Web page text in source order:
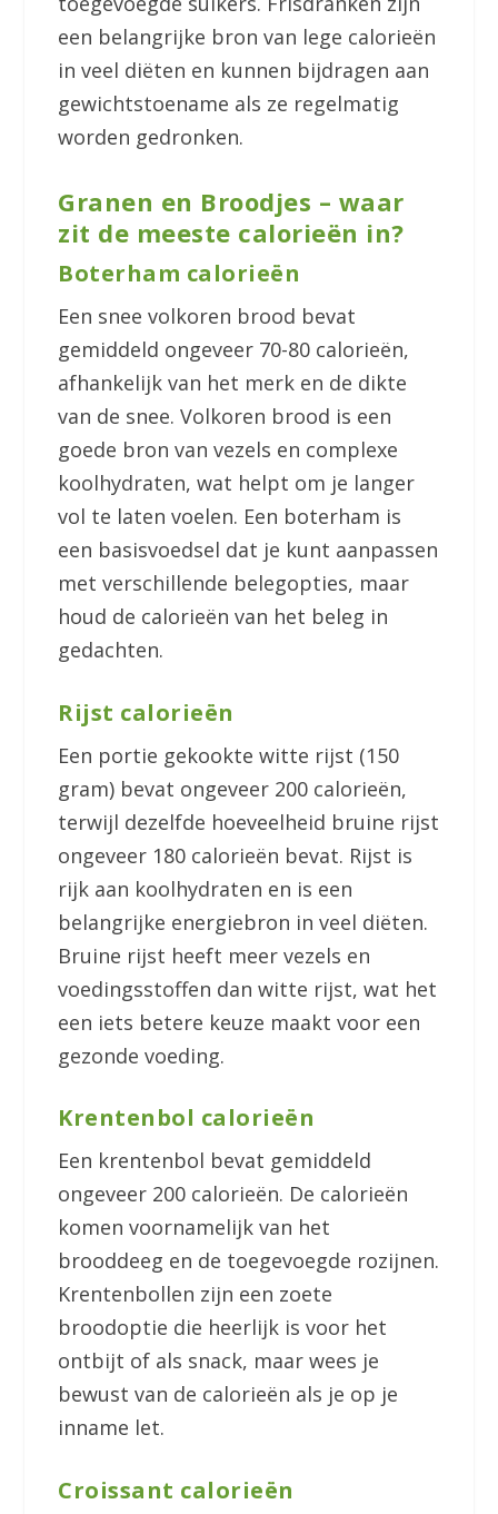
een belangrijke bron van lege calorieën
in veel diëten en kunnen bijdragen aan
gewichtstoename als ze regelmatig
worden gedronken.
Granen en Broodjes – waar
zit de meeste calorieën in?
Boterham calorieën
Een snee volkoren brood bevat
gemiddeld ongeveer 70-80 calorieën,
afhankelijk van het merk en de dikte
van de snee. Volkoren brood is een
goede bron van vezels en complexe
koolhydraten, wat helpt om je langer
vol te laten voelen. Een boterham is
een basisvoedsel dat je kunt aanpassen
met verschillende belegopties, maar
houd de calorieën van het beleg in
gedachten.
Rijst calorieën
Een portie gekookte witte rijst (150
gram) bevat ongeveer 200 calorieën,
terwijl dezelfde hoeveelheid bruine rijst
ongeveer 180 calorieën bevat. Rijst is
rijk aan koolhydraten en is een
belangrijke energiebron in veel diëten.
Bruine rijst heeft meer vezels en
voedingsstoffen dan witte rijst, wat het
een iets betere keuze maakt voor een
gezonde voeding.
Krentenbol calorieën
Een krentenbol bevat gemiddeld
ongeveer 200 calorieën. De calorieën
komen voornamelijk van het
brooddeeg en de toegevoegde rozijnen.
Krentenbollen zijn een zoete
broodoptie die heerlijk is voor het
ontbijt of als snack, maar wees je
bewust van de calorieën als je op je
inname let.
Croissant calorieën